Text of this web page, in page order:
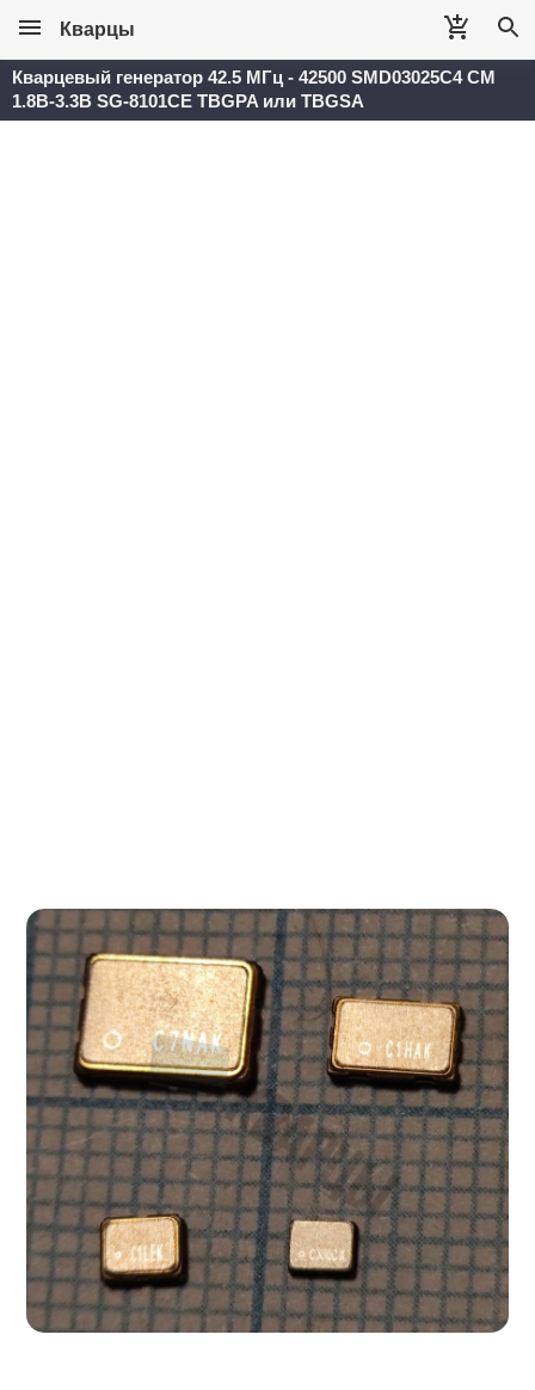
Кварцы
Кварцевый генератор 42.5 МГц - 42500 SMD03025C4 CM
1.8В-3.3В SG-8101CE TBGPA или TBGSA